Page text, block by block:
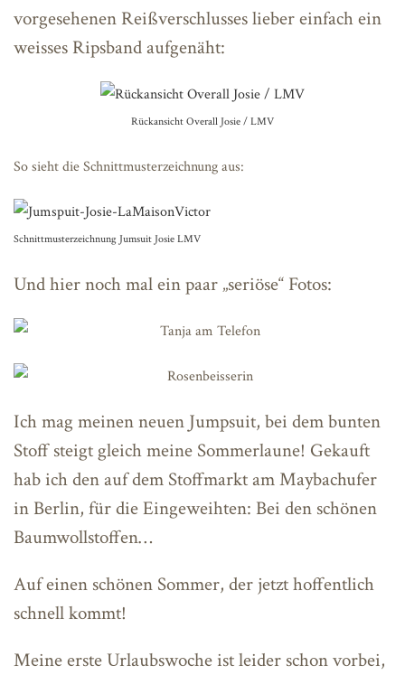
vorgesehenen Reißverschlusses lieber einfach ein
weisses Ripsband aufgenäht:
Rückansicht Overall Josie / LMV
So sieht die Schnittmusterzeichnung aus:
Schnittmusterzeichnung Jumsuit Josie LMV
Und hier noch mal ein paar „seriöse“ Fotos:
Ich mag meinen neuen Jumpsuit, bei dem bunten
Stoff steigt gleich meine Sommerlaune! Gekauft
hab ich den auf dem Stoffmarkt am Maybachufer
in Berlin, für die Eingeweihten: Bei den schönen
Baumwollstoffen…
Auf einen schönen Sommer, der jetzt hoffentlich
schnell kommt!
Meine erste Urlaubswoche ist leider schon vorbei,